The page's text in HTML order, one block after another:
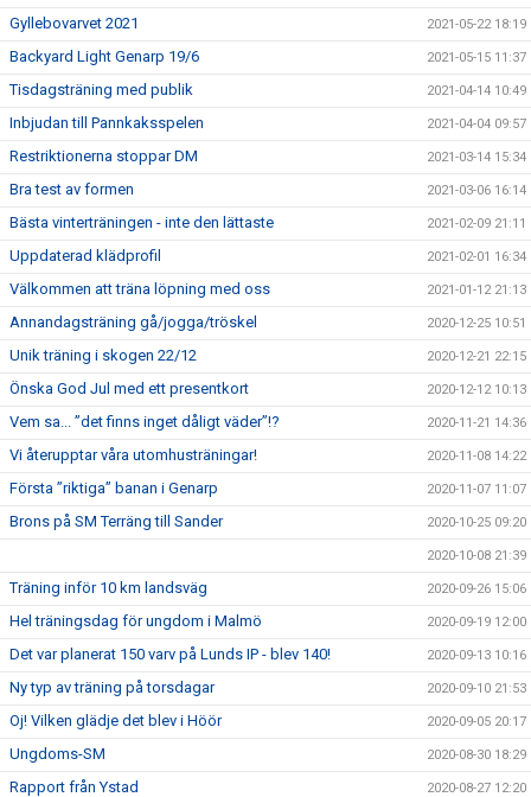
Gyllebovarvet 2021 2021-05-22 18:19
Backyard Light Genarp 19/6 2021-05-15 11:37
Tisdagsträning med publik 2021-04-14 10:49
Inbjudan till Pannkaksspelen 2021-04-04 09:57
Restriktionerna stoppar DM 2021-03-14 15:34
Bra test av formen 2021-03-06 16:14
Bästa vinterträningen - inte den lättaste 2021-02-09 21:11
Uppdaterad klädprofil 2021-02-01 16:34
Välkommen att träna löpning med oss 2021-01-12 21:13
Annandagsträning gå/jogga/tröskel 2020-12-25 10:51
Unik träning i skogen 22/12 2020-12-21 22:15
Önska God Jul med ett presentkort 2020-12-12 10:13
Vem sa... ”det finns inget dåligt väder”!? 2020-11-21 14:36
Vi återupptar våra utomhusträningar! 2020-11-08 14:22
Första ”riktiga” banan i Genarp 2020-11-07 11:07
Brons på SM Terräng till Sander 2020-10-25 09:20
2020-10-08 21:39
Träning inför 10 km landsväg 2020-09-26 15:06
Hel träningsdag för ungdom i Malmö 2020-09-19 12:00
Det var planerat 150 varv på Lunds IP - blev 140! 2020-09-13 10:16
Ny typ av träning på torsdagar 2020-09-10 21:53
Oj! Vilken glädje det blev i Höör 2020-09-05 20:17
Ungdoms-SM 2020-08-30 18:29
Rapport från Ystad 2020-08-27 12:20